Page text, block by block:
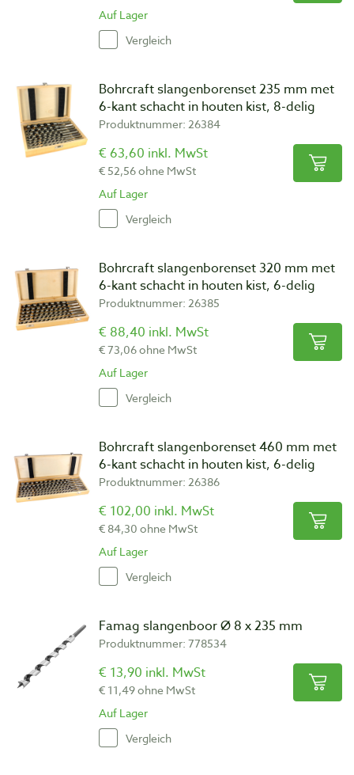
Auf Lager
Vergleich
Bohrcraft slangenborenset 235 mm met
6-kant schacht in houten kist, 8-delig
Produktnummer: 26384
€ 63,60 inkl. MwSt
€ 52,56 ohne MwSt
Auf Lager
Vergleich
Bohrcraft slangenborenset 320 mm met
6-kant schacht in houten kist, 6-delig
Produktnummer: 26385
€ 88,40 inkl. MwSt
€ 73,06 ohne MwSt
Auf Lager
Vergleich
Bohrcraft slangenborenset 460 mm met
6-kant schacht in houten kist, 6-delig
Produktnummer: 26386
€ 102,00 inkl. MwSt
€ 84,30 ohne MwSt
Auf Lager
Vergleich
Famag slangenboor Ø 8 x 235 mm
Produktnummer: 778534
€ 13,90 inkl. MwSt
€ 11,49 ohne MwSt
Auf Lager
Vergleich